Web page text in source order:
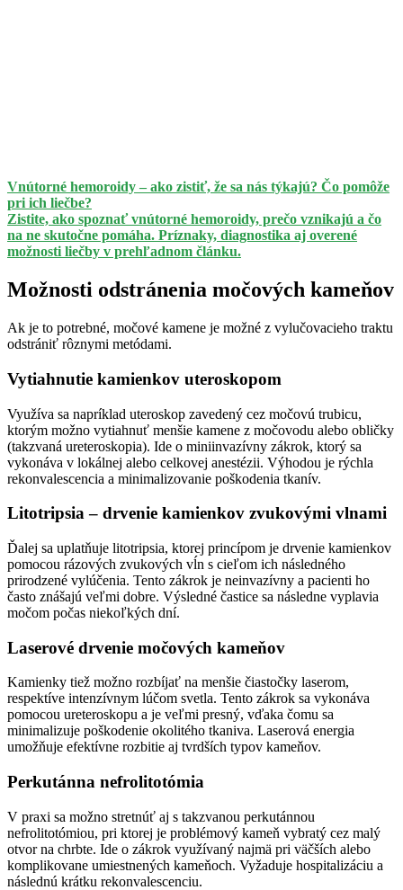
Vnútorné hemoroidy – ako zistiť, že sa nás týkajú? Čo pomôže
pri ich liečbe?
Zistite, ako spoznať vnútorné hemoroidy, prečo vznikajú a čo
na ne skutočne pomáha. Príznaky, diagnostika aj overené
možnosti liečby v prehľadnom článku.
Možnosti odstránenia močových kameňov
Ak je to potrebné, močové kamene je možné z vylučovacieho traktu
odstrániť rôznymi metódami.
Vytiahnutie kamienkov uteroskopom
Využíva sa napríklad uteroskop zavedený cez močovú trubicu,
ktorým možno vytiahnuť menšie kamene z močovodu alebo obličky
(takzvaná ureteroskopia). Ide o miniinvazívny zákrok, ktorý sa
vykonáva v lokálnej alebo celkovej anestézii. Výhodou je rýchla
rekonvalescencia a minimalizovanie poškodenia tkanív.
Litotripsia – drvenie kamienkov zvukovými vlnami
Ďalej sa uplatňuje litotripsia, ktorej princípom je drvenie kamienkov
pomocou rázových zvukových vĺn s cieľom ich následného
prirodzené vylúčenia. Tento zákrok je neinvazívny a pacienti ho
často znášajú veľmi dobre. Výsledné častice sa následne vyplavia
močom počas niekoľkých dní.
Laserové drvenie močových kameňov
Kamienky tiež možno rozbíjať na menšie čiastočky laserom,
respektíve intenzívnym lúčom svetla. Tento zákrok sa vykonáva
pomocou ureteroskopu a je veľmi presný, vďaka čomu sa
minimalizuje poškodenie okolitého tkaniva. Laserová energia
umožňuje efektívne rozbitie aj tvrdších typov kameňov.
Perkutánna nefrolitotómia
V praxi sa možno stretnúť aj s takzvanou perkutánnou
nefrolitotómiou, pri ktorej je problémový kameň vybratý cez malý
otvor na chrbte. Ide o zákrok využívaný najmä pri väčších alebo
komplikovane umiestnených kameňoch. Vyžaduje hospitalizáciu a
následnú krátku rekonvalescenciu.